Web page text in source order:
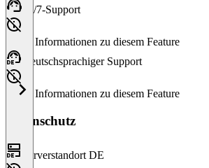
24/7-Support
Keine Informationen zu diesem Feature
Deutschsprachiger Support
Keine Informationen zu diesem Feature
Datenschutz
Serverstandort DE